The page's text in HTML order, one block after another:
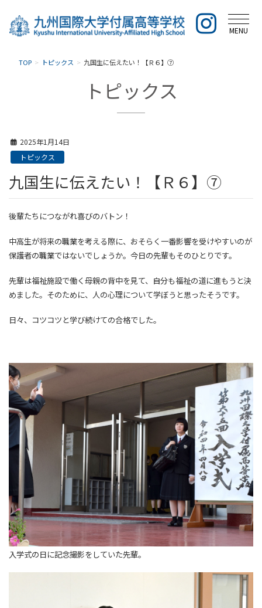
MENU
TOP トピックス 九国生に伝えたい！【Ｒ６】⑦
トピックス
2025年1月14日
トピックス
九国生に伝えたい！【Ｒ６】⑦
後輩たちにつながれ喜びのバトン！
中高生が将来の職業を考える際に、おそらく一番影響を受けやすいのが
保護者の職業ではないでしょうか。今日の先輩もそのひとりです。
先輩は福祉施設で働く母親の背中を見て、自分も福祉の道に進もうと決
めました。そのために、人の心理について学ぼうと思ったそうです。
日々、コツコツと学び続けての合格でした。
入学式の日に記念撮影をしていた先輩。